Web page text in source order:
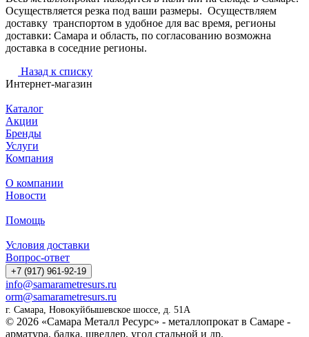
Осуществляется резка под ваши размеры. Осуществляем
доставку транспортом в удобное для вас время, регионы
доставки: Самара и область, по согласованию возможна
доставка в соседние регионы.
Назад к списку
Интернет-магазин
Каталог
Акции
Бренды
Услуги
Компания
О компании
Новости
Помощь
Условия доставки
Вопрос-ответ
+7 (917) 961-92-19
info@samarametresurs.ru
orm@samarametresurs.ru
г. Самара, Новокуйбышевское шоссе, д. 51А
© 2026 «Самара Металл Ресурс» - металлопрокат в Самаре -
арматура, балка, швеллер, угол стальной и др.